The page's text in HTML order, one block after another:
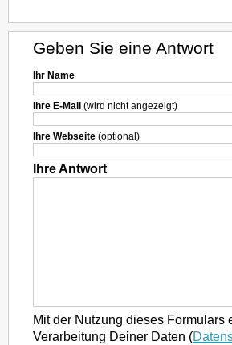
Geben Sie eine Antwort
Ihr Name
Ihre E-Mail (wird nicht angezeigt)
Ihre Webseite (optional)
Ihre Antwort
Mit der Nutzung dieses
Verarbeitung Deiner Daten (